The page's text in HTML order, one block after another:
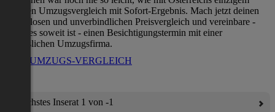
direkten Umzugsvergleich mit Sofort-Ergebnis. Mach jetzt deinen
kostenlosen und unverbindlichen Preisvergleich und vereinbare -
wenn es soweit ist - einen Besichtigungstermin mit einer
verlässlichen Umzugsfirma.
ZUM UMZUGS-VERGLEICH
Nächstes Inserat 1 von -1